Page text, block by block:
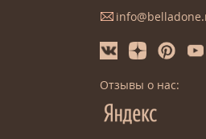
Отзывы о нас: